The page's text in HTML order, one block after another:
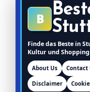
B
Finde das Beste in
Kultur und
About Us Contact
Disclaimer